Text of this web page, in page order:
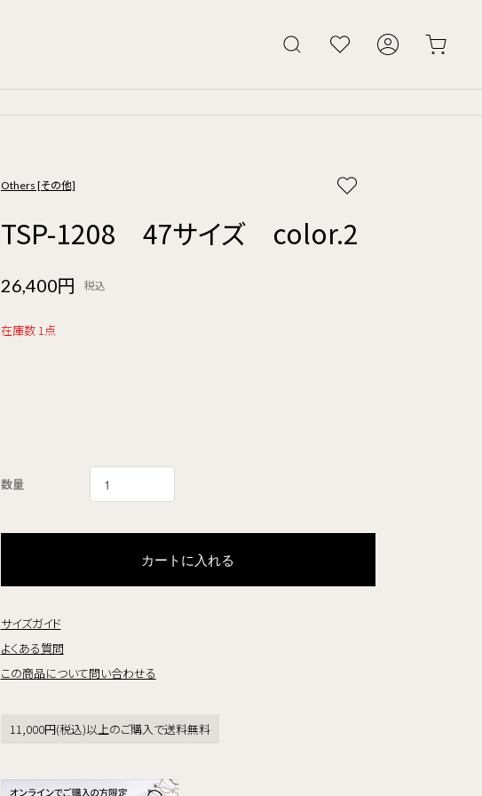
Others [その他]
TSP-1208 47サイズ color.2
26,400円 税込
在庫数 1点
数量
カートに入れる
サイズガイド
よくある質問
この商品について問い合わせる
11,000円(税込)以上のご購入で送料無料